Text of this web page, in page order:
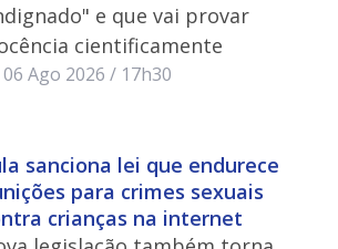
e que vai provar
cientificamente
06 Ago 2026 / 17h30
sanciona lei que endurece
para crimes sexuais
crianças na internet